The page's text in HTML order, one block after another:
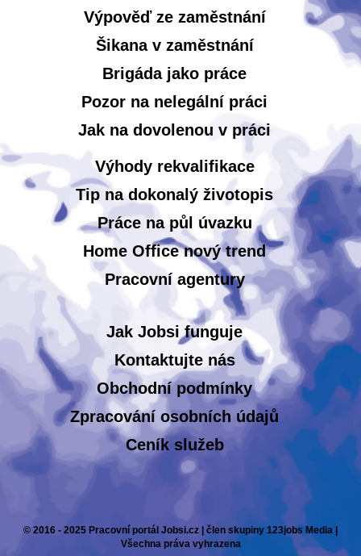
Výpověď ze zaměstnání
Šikana v zaměstnání
Brigáda jako práce
Pozor na nelegální práci
Jak na dovolenou v práci
Výhody rekvalifikace
Tip na dokonalý životopis
Práce na půl úvazku
Home Office nový trend
Pracovní agentury
Jak Jobsi funguje
Kontaktujte nás
Obchodní podmínky
Zpracování osobních údajů
Ceník služeb
© 2016 - 2025 Pracovní portál Jobsi.cz | člen skupiny 123jobs Media |
Všechna práva vyhrazena